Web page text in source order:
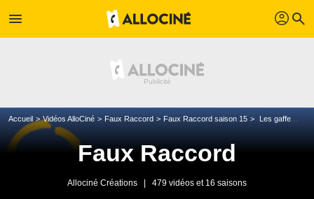
menu profil search
Accueil Vidéos AlloCiné Faux Raccord Faux Raccord saison 15 Les gaffes et erreurs de Avatar le dernier maître de l'air
Faux Raccord
Allociné Créations 479 vidéos et 16 saisons